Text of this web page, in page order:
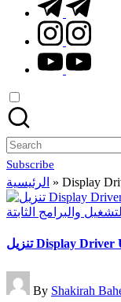
instagram.com
youtube.com
Search
for:
Subscribe
الرئيسية » Display
Posted
والبرامج الثابتة
Posted
by
By Shakirah